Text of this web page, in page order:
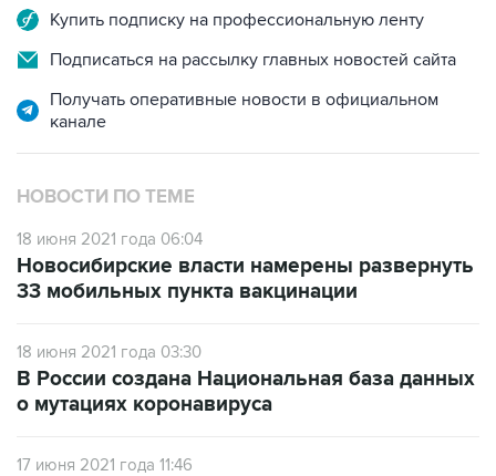
Купить подписку на профессиональную ленту
Подписаться на рассылку главных новостей сайта
Получать оперативные новости в официальном
канале
НОВОСТИ ПО ТЕМЕ
18 июня 2021 года 06:04
Новосибирские власти намерены развернуть
33 мобильных пункта вакцинации
18 июня 2021 года 03:30
В России создана Национальная база данных
о мутациях коронавируса
17 июня 2021 года 11:46